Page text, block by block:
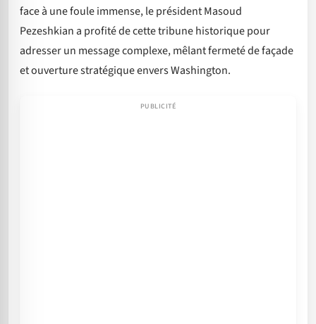
face à une foule immense, le président Masoud
Pezeshkian a profité de cette tribune historique pour
adresser un message complexe, mêlant fermeté de façade
et ouverture stratégique envers Washington.